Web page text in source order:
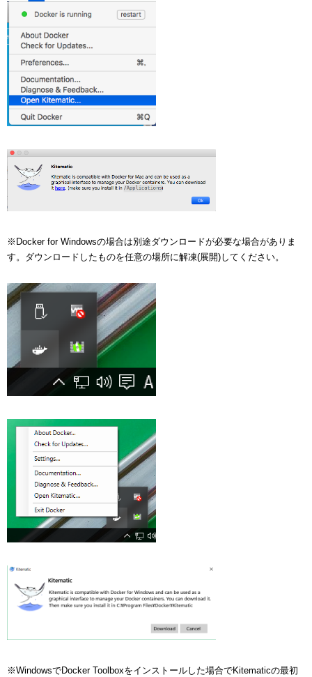
※Docker for Windowsの場合は別途ダウンロードが必要な場合がありま
す。ダウンロードしたものを任意の場所に解凍(展開)してください。
※WindowsでDocker Toolboxをインストールした場合でKitematicの最初